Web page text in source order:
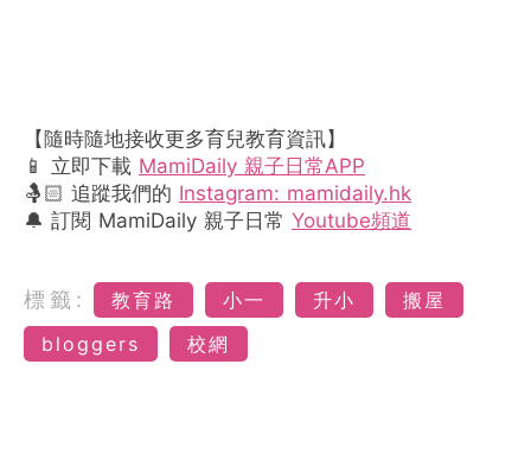
【隨時隨地接收更多育兒教育資訊】
📱 立即下載 MamiDaily 親子日常APP
🤱🏻 追蹤我們的 Instagram: mamidaily.hk
🔔 訂閱 MamiDaily 親子日常 Youtube頻道
標籤: 教育路 小一 升小
搬屋
bloggers
校網